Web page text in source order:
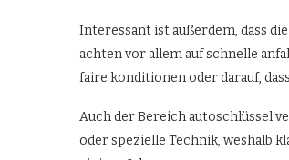
Interessant ist außerdem, dass
achten vor allem auf schnelle
faire konditionen oder darauf,
Auch der Bereich autoschlüssel
oder spezielle Technik, weshalb